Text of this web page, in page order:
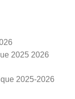
2025 2026
2025-2026